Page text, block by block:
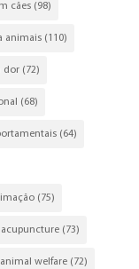
cães(98)
animais(110)
dor(72)
(68)
(64)
(75)
(73)
animal welfare(72)